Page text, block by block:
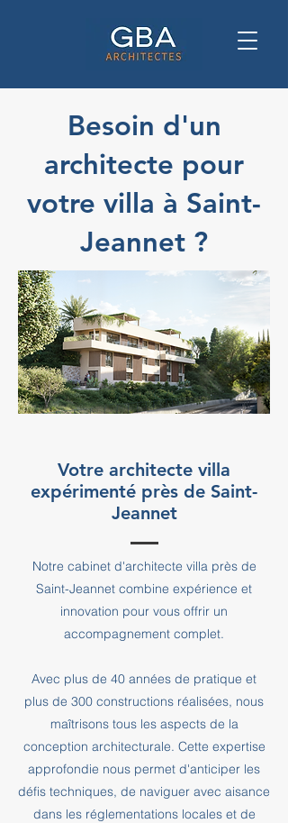
Besoin d'un
architecte pour
votre villa à Saint-
Jeannet ?
Votre architecte villa
expérimenté près de Saint-
Jeannet
Notre cabinet d'architecte villa près de
Saint-Jeannet combine expérience et
innovation pour vous offrir un
accompagnement complet.
Avec plus de 40 années de pratique et
plus de 300 constructions réalisées, nous
maîtrisons tous les aspects de la
conception architecturale. Cette expertise
approfondie nous permet d'anticiper les
défis techniques, de naviguer avec aisance
dans les réglementations locales et de